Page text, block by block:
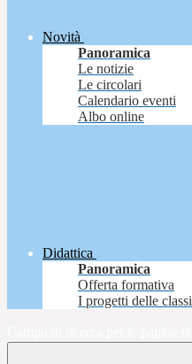
Novità
Panoramica
Le notizie
Le circolari
Calendario eventi
Albo online
Didattica
Panoramica
Offerta formativa
I progetti delle classi